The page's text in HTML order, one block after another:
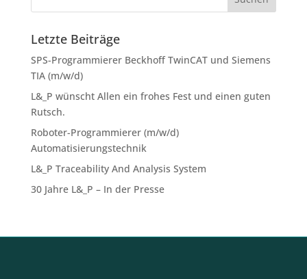
Letzte Beiträge
SPS-Programmierer Beckhoff TwinCAT und Siemens
TIA (m/w/d)
L&_P wünscht Allen ein frohes Fest und einen guten
Rutsch.
Roboter-Programmierer (m/w/d)
Automatisierungstechnik
L&_P Traceability And Analysis System
30 Jahre L&_P – In der Presse